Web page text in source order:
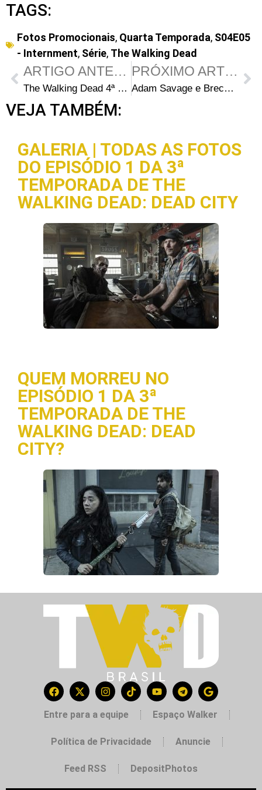
TAGS:
Fotos Promocionais, Quarta Temporada, S04E05
- Internment, Série, The Walking Dead
ARTIGO ANTERIOR
The Walking Dead 4ª Temporada: Análise antecipada do episodio S04E05 – “Internment”
PRÓXIMO ARTIGO
Adam Savage e Breckin Meyer estarão no Talking Dead do episódio S04E05 – “Internment”
VEJA TAMBÉM:
GALERIA | TODAS AS FOTOS
DO EPISÓDIO 1 DA 3ª
TEMPORADA DE THE
WALKING DEAD: DEAD CITY
QUEM MORREU NO
EPISÓDIO 1 DA 3ª
TEMPORADA DE THE
WALKING DEAD: DEAD
CITY?
Entre para a equipe Espaço Walker
Política de Privacidade Anuncie
Feed RSS DepositPhotos